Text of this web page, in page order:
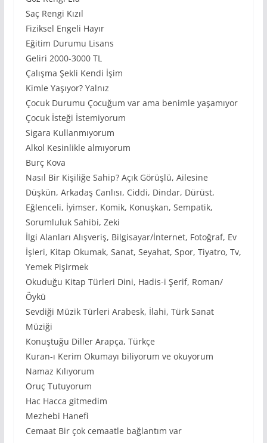
Saç Rengi Kızıl
Fiziksel Engeli Hayır
Eğitim Durumu Lisans
Geliri 2000-3000 TL
Çalışma Şekli Kendi İşim
Kimle Yaşıyor? Yalnız
Çocuk Durumu Çocuğum var ama benimle yaşamıyor
Çocuk İsteği İstemiyorum
Sigara Kullanmıyorum
Alkol Kesinlikle almıyorum
Burç Kova
Nasıl Bir Kişiliğe Sahip? Açık Görüşlü, Ailesine
Düşkün, Arkadaş Canlısı, Ciddi, Dindar, Dürüst,
Eğlenceli, İyimser, Komik, Konuşkan, Sempatik,
Sorumluluk Sahibi, Zeki
İlgi Alanları Alışveriş, Bilgisayar/İnternet, Fotoğraf, Ev
İşleri, Kitap Okumak, Sanat, Seyahat, Spor, Tiyatro, Tv,
Yemek Pişirmek
Okuduğu Kitap Türleri Dini, Hadis-i Şerif, Roman/
Öykü
Sevdiği Müzik Türleri Arabesk, İlahi, Türk Sanat
Müziği
Konuştuğu Diller Arapça, Türkçe
Kuran-ı Kerim Okumayı biliyorum ve okuyorum
Namaz Kılıyorum
Oruç Tutuyorum
Hac Hacca gitmedim
Mezhebi Hanefi
Cemaat Bir çok cemaatle bağlantım var